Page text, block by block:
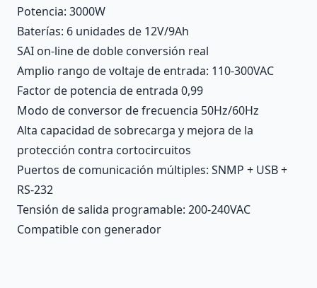
Potencia: 3000W
Baterías: 6 unidades de 12V/9Ah
SAI on-line de doble conversión real
Amplio rango de voltaje de entrada: 110-300VAC
Factor de potencia de entrada 0,99
Modo de conversor de frecuencia 50Hz/60Hz
Alta capacidad de sobrecarga y mejora de la
protección contra cortocircuitos
Puertos de comunicación múltiples: SNMP + USB +
RS-232
Tensión de salida programable: 200-240VAC
Compatible con generador